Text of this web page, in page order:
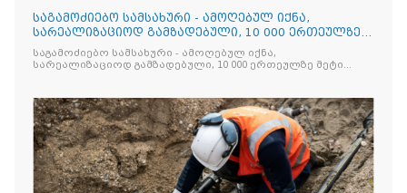
საგამოძიებო სამსახური - ამოღებულ იქნა,
სარეალიზაციოდ გამზადებული, 10 000 ერთეულზე
მეტი „Jacobs Monar
საგამოძიებო სამსახური - ამოღებულ იქნა,
სარეალიზაციოდ გამზადებული, 10 000 ერთეულზე მეტი
„Raffaello”-ს სასაქონლო ნიშნით უკანონო ნიშანდებული
ტკბილეული